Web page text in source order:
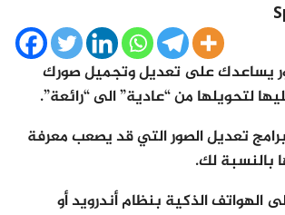
يساعدك على تعديل وتجميل صورك
لتحويلها من “عادية” الى “رائعة”.
تعديل الصور التي قد يصعب معرفة
بالنسبة لك.
الهواتف الذكية بنظام أندرويد أو